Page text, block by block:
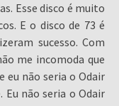
Esse disco é muito
E o disco de 73 é
sucesso. Com
me incomoda que
eu não seria o Odair
Eu não seria o Odair